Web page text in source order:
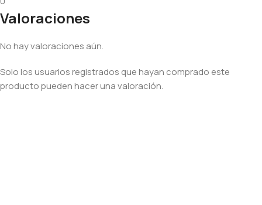
Valoraciones
No hay valoraciones aún.
Solo los usuarios registrados que hayan comprado este
producto pueden hacer una valoración.